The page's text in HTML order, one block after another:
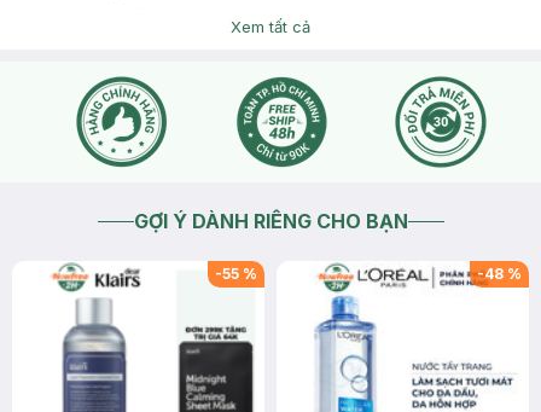
Xem tất cả
GỢI Ý DÀNH RIÊNG CHO BẠN
-55 % -48 %